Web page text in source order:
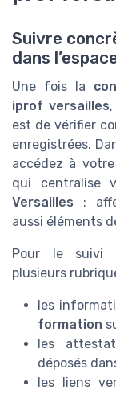
Suivre
dans
Une fois la
iprof versailles
est de vérifier
enregistrées.
accédez à votre
qui centralise
Versailles :
aussi éléments
Pour le
plusieurs
les
formation
les
déposés
les liens